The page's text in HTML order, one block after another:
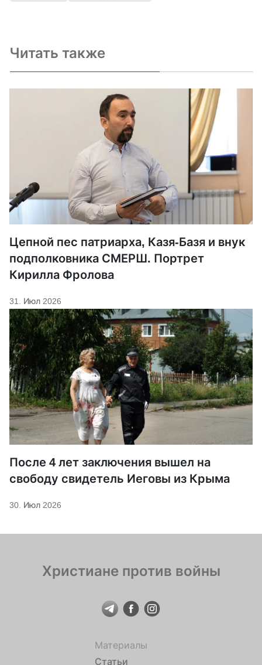
Читать также
Цепной пес патриарха, Казя-Базя и внук
подполковника СМЕРШ. Портрет
Кирилла Фролова
31. Июл 2026
После 4 лет заключения вышел на
свободу свидетель Иеговы из Крыма
30. Июл 2026
Христиане против войны
Материалы
Статьи